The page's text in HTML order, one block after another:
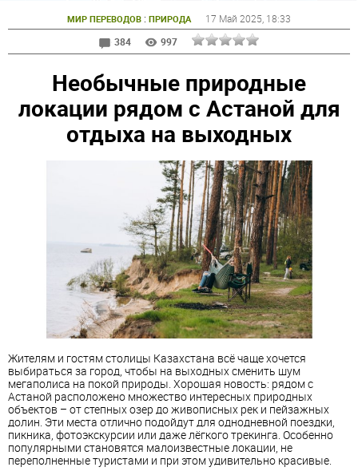
МИР ПЕРЕВОДОВ : ПРИРОДА 17 Май 2025 , 18:33
384
997
Необычные природные
локации рядом с Астаной для
отдыха на выходных
Жителям и гостям столицы Казахстана всё чаще хочется
выбираться за город, чтобы на выходных сменить шум
мегаполиса на покой природы. Хорошая новость: рядом с
Астаной расположено множество интересных природных
объектов – от степных озер до живописных рек и пейзажных
долин. Эти места отлично подойдут для однодневной поездки,
пикника, фотоэкскурсии или даже лёгкого трекинга. Особенно
популярными становятся малоизвестные локации, не
переполненные туристами и при этом удивительно красивые.